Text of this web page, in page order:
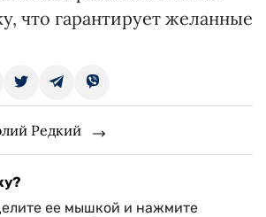
что гарантирует желанные
Редкий
ее мышкой и нажмите